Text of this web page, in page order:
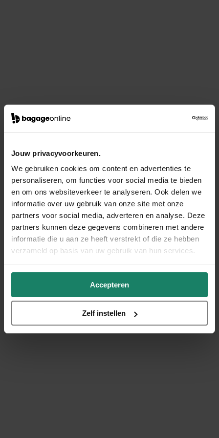
Jouw privacyvoorkeuren.
We gebruiken cookies om content en advertenties te
personaliseren, om functies voor social media te bieden
en om ons websiteverkeer te analyseren. Ook delen we
informatie over uw gebruik van onze site met onze
partners voor social media, adverteren en analyse. Deze
partners kunnen deze gegevens combineren met andere
informatie die u aan ze heeft verstrekt of die ze hebben
verzameld op basis van uw gebruik van hun services.
Accepteren
Zelf instellen